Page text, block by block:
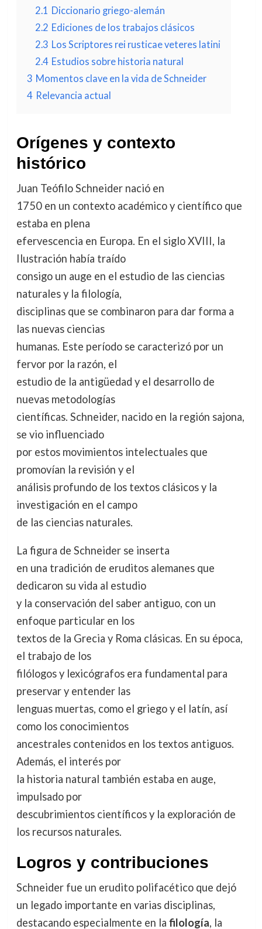
2.1 Diccionario griego-alemán
2.2 Ediciones de los trabajos clásicos
2.3 Los Scriptores rei rusticae veteres latini
2.4 Estudios sobre historia natural
3 Momentos clave en la vida de Schneider
4 Relevancia actual
Orígenes y contexto
histórico
Juan Teófilo Schneider nació en
1750 en un contexto académico y científico que
estaba en plena
efervescencia en Europa. En el siglo XVIII, la
Ilustración había traído
consigo un auge en el estudio de las ciencias
naturales y la filología,
disciplinas que se combinaron para dar forma a
las nuevas ciencias
humanas. Este período se caracterizó por un
fervor por la razón, el
estudio de la antigüedad y el desarrollo de
nuevas metodologías
científicas. Schneider, nacido en la región sajona,
se vio influenciado
por estos movimientos intelectuales que
promovían la revisión y el
análisis profundo de los textos clásicos y la
investigación en el campo
de las ciencias naturales.
La figura de Schneider se inserta
en una tradición de eruditos alemanes que
dedicaron su vida al estudio
y la conservación del saber antiguo, con un
enfoque particular en los
textos de la Grecia y Roma clásicas. En su época,
el trabajo de los
filólogos y lexicógrafos era fundamental para
preservar y entender las
lenguas muertas, como el griego y el latín, así
como los conocimientos
ancestrales contenidos en los textos antiguos.
Además, el interés por
la historia natural también estaba en auge,
impulsado por
descubrimientos científicos y la exploración de
los recursos naturales.
Logros y contribuciones
Schneider fue un erudito polifacético que dejó
un legado importante en varias disciplinas,
destacando especialmente en la filología, la